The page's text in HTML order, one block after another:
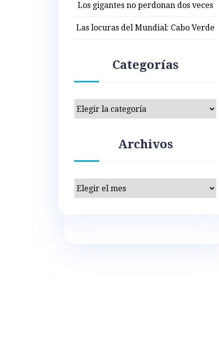
Los gigantes no perdonan dos veces
Las locuras del Mundial: Cabo Verde
Categorías
Categorías
Archivos
Archivos